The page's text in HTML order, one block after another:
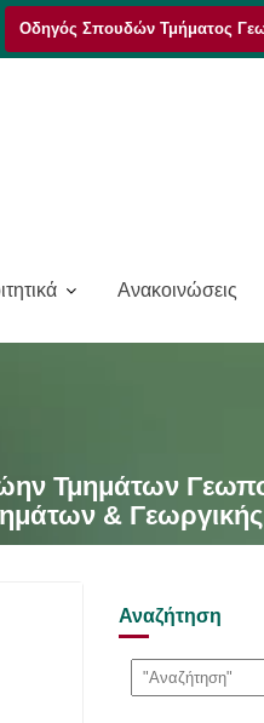
Οδηγός Σπουδών Τμήματος
Ανακοινώσεις
Τμημάτων
&
Αναζήτηση